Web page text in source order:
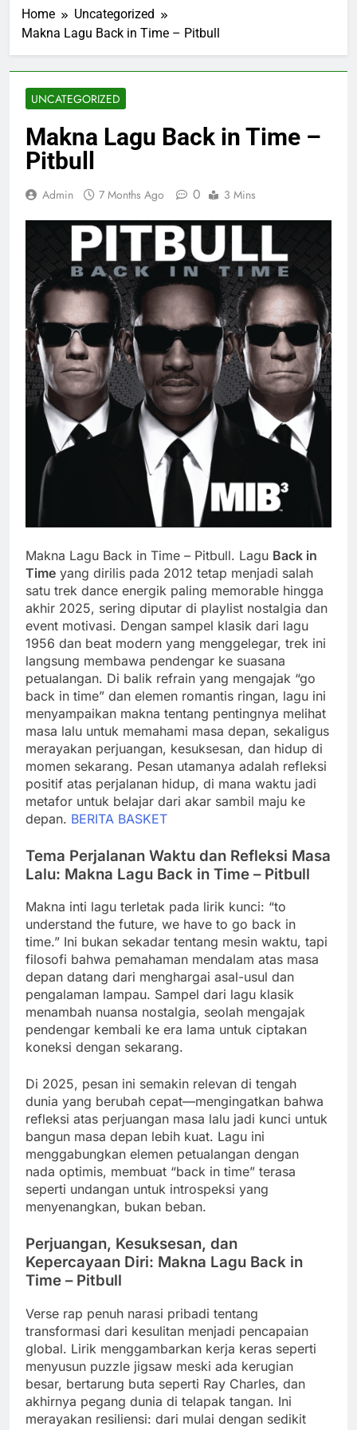
Home
Uncategorized
Makna Lagu Back in Time – Pitbull
UNCATEGORIZED
Makna Lagu Back in Time –
Pitbull
Admin 7 Months Ago 0 3 Mins
Makna Lagu Back in Time – Pitbull. Lagu Back in
Time yang dirilis pada 2012 tetap menjadi salah
satu trek dance energik paling memorable hingga
akhir 2025, sering diputar di playlist nostalgia dan
event motivasi. Dengan sampel klasik dari lagu
1956 dan beat modern yang menggelegar, trek ini
langsung membawa pendengar ke suasana
petualangan. Di balik refrain yang mengajak “go
back in time” dan elemen romantis ringan, lagu ini
menyampaikan makna tentang pentingnya melihat
masa lalu untuk memahami masa depan, sekaligus
merayakan perjuangan, kesuksesan, dan hidup di
momen sekarang. Pesan utamanya adalah refleksi
positif atas perjalanan hidup, di mana waktu jadi
metafor untuk belajar dari akar sambil maju ke
depan. BERITA BASKET
Tema Perjalanan Waktu dan Refleksi Masa
Lalu: Makna Lagu Back in Time – Pitbull
Makna inti lagu terletak pada lirik kunci: “to
understand the future, we have to go back in
time.” Ini bukan sekadar tentang mesin waktu, tapi
filosofi bahwa pemahaman mendalam atas masa
depan datang dari menghargai asal-usul dan
pengalaman lampau. Sampel dari lagu klasik
menambah nuansa nostalgia, seolah mengajak
pendengar kembali ke era lama untuk ciptakan
koneksi dengan sekarang.
Di 2025, pesan ini semakin relevan di tengah
dunia yang berubah cepat—mengingatkan bahwa
refleksi atas perjuangan masa lalu jadi kunci untuk
bangun masa depan lebih kuat. Lagu ini
menggabungkan elemen petualangan dengan
nada optimis, membuat “back in time” terasa
seperti undangan untuk introspeksi yang
menyenangkan, bukan beban.
Perjuangan, Kesuksesan, dan
Kepercayaan Diri: Makna Lagu Back in
Time – Pitbull
Verse rap penuh narasi pribadi tentang
transformasi dari kesulitan menjadi pencapaian
global. Lirik menggambarkan kerja keras seperti
menyusun puzzle jigsaw meski ada kerugian
besar, bertarung buta seperti Ray Charles, dan
akhirnya pegang dunia di telapak tangan. Ini
merayakan resiliensi: dari mulai dengan sedikit